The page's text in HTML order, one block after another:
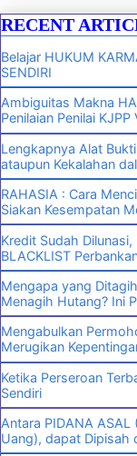
RECENT
Belajar HUKUM
SENDIRI
Ambiguitas Makna
Penilaian Penilai KJPP
Lengkapnya Alat
ataupun Kekalahan
RAHASIA : Cara
Siakan Kesempatan
Kredit Sudah
BLACKLIST
Mengapa yang
Menagih Hutang? Ini
Mengabulkan
Merugikan
Ketika Perseroan
Sendiri
Antara PIDANA ASAL
Uang), dapat Dipisah